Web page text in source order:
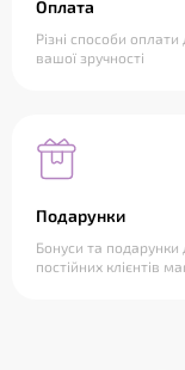
Оплата
Різні способи оплати
вашої зручності
Подарунки
Бонуси та подарунки
постійних клієнтів